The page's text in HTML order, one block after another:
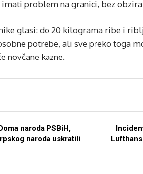
problem na granici, bez
glasi: do 20 kilograma ribe i
potrebe, ali sve preko toga
novčane kazne.
naroda PSBiH,
naroda uskratili